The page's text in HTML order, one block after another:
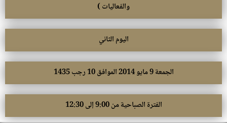
والفعاليات )
اليوم الثاني
الجمعة 9 مايو 2014 الموافق 10 رجب 1435
الفترة الصباحية من 9:00 إلى 12:30